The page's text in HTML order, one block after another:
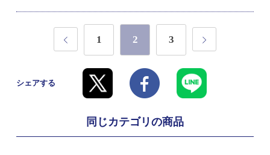
1 2 3
シェアする
同じカテゴリの商品